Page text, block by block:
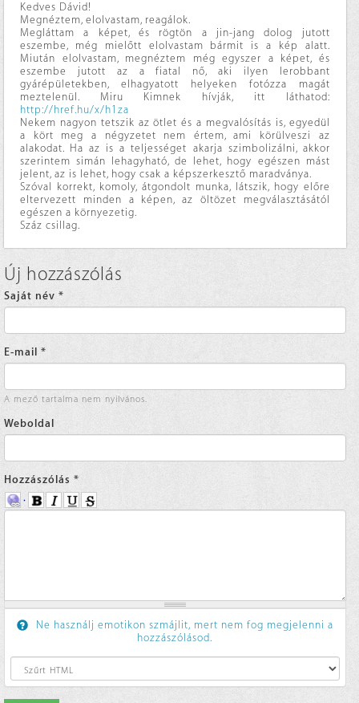
Kedves Dávid!
Megnéztem, elolvastam, reagálok.
Megláttam a képet, és rögtön a jin-jang dolog jutott
eszembe, még mielőtt elolvastam bármit is a kép alatt.
Miután elolvastam, megnéztem még egyszer a képet, és
eszembe jutott az a fiatal nő, aki ilyen lerobbant
gyárépületekben, elhagyatott helyeken fotózza magát
meztelenül. Miru Kimnek hívják, itt láthatod:
http://href.hu/x/h1za
Nekem nagyon tetszik az ötlet és a megvalósítás is, egyedül
a kört meg a négyzetet nem értem, ami körülveszi az
alakodat. Ha az is a teljességet akarja szimbolizálni, akkor
szerintem simán lehagyható, de lehet, hogy egészen mást
jelent, az is lehet, hogy csak a képszerkesztő maradványa.
Szóval korrekt, komoly, átgondolt munka, látszik, hogy előre
eltervezett minden a képen, az öltözet megválasztásától
egészen a környezetig.
Száz csillag.
Új hozzászólás
Saját név *
E-mail *
A mező tartalma nem nyilvános.
Weboldal
Hozzászólás *
Ne használj emotikon szmájlit, mert nem fog megjelenni a
hozzászólásod.